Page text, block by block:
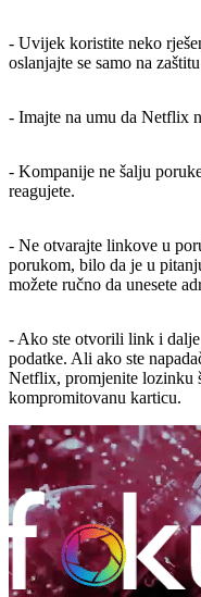
- Uvijek koristite neko
oslanjajte se samo na
- Imajte na umu da Netflix
- Kompanije ne šalju
reagujete.
- Ne otvarajte linkove u
porukom, bilo da je u
možete ručno da unesete
- Ako ste otvorili link i
podatke. Ali ako ste
Netflix, promjenite lozinku
kompromitovanu karticu.